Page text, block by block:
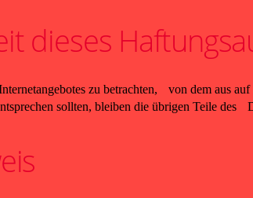
dieses
zu betrachten, von dem aus
sollten, bleiben die übrigen Teile des